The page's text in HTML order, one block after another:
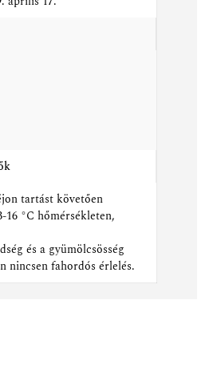
tartást követően
°C hőmérsékleten,
és a gyümölcsösség
nincsen fahordós érlelés.